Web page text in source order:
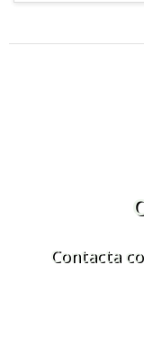
Contacta